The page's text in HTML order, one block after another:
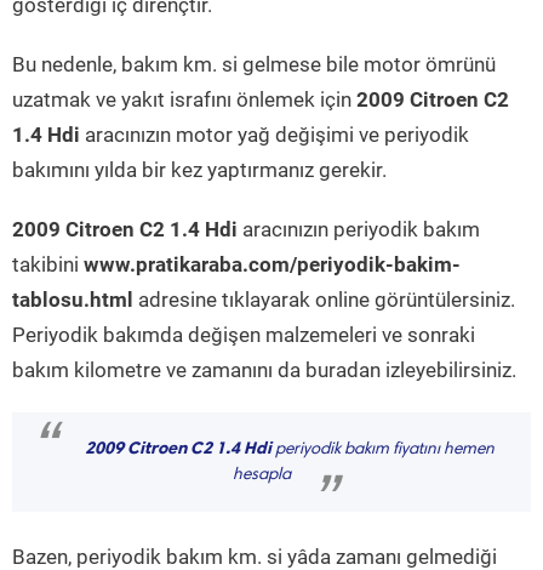
gösterdiği iç dirençtir.
Bu nedenle, bakım km. si gelmese bile motor ömrünü
uzatmak ve yakıt israfını önlemek için 2009 Citroen C2
1.4 Hdi aracınızın motor yağ değişimi ve periyodik
bakımını yılda bir kez yaptırmanız gerekir.
2009 Citroen C2 1.4 Hdi aracınızın periyodik bakım
takibini www.pratikaraba.com/periyodik-bakim-
tablosu.html adresine tıklayarak online görüntülersiniz.
Periyodik bakımda değişen malzemeleri ve sonraki
bakım kilometre ve zamanını da buradan izleyebilirsiniz.
“ 2009 Citroen C2 1.4 Hdiperiyodik bakım fiyatını hemen
hesapla
”
Bazen, periyodik bakım km. si yâda zamanı gelmediği